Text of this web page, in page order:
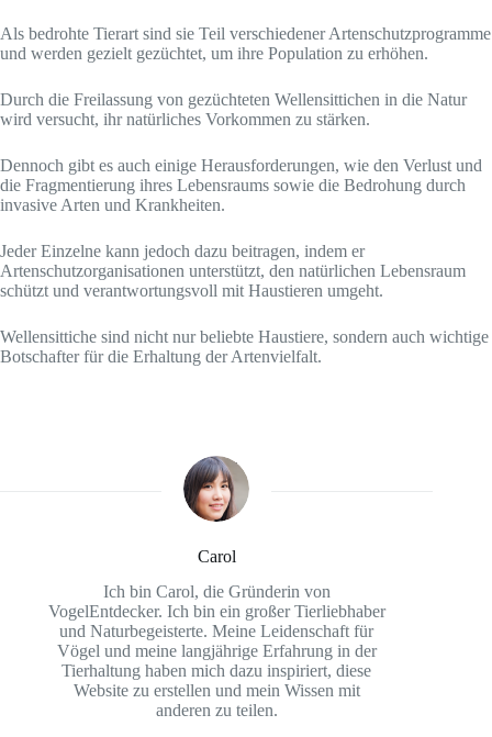
Als bedrohte Tierart sind sie Teil verschiedener Artenschutzprogramme
und werden gezielt gezüchtet, um ihre Population zu erhöhen.
Durch die Freilassung von gezüchteten Wellensittichen in die Natur
wird versucht, ihr natürliches Vorkommen zu stärken.
Dennoch gibt es auch einige Herausforderungen, wie den Verlust und
die Fragmentierung ihres Lebensraums sowie die Bedrohung durch
invasive Arten und Krankheiten.
Jeder Einzelne kann jedoch dazu beitragen, indem er
Artenschutzorganisationen unterstützt, den natürlichen Lebensraum
schützt und verantwortungsvoll mit Haustieren umgeht.
Wellensittiche sind nicht nur beliebte Haustiere, sondern auch wichtige
Botschafter für die Erhaltung der Artenvielfalt.
Carol
Ich bin Carol, die Gründerin von
VogelEntdecker. Ich bin ein großer Tierliebhaber
und Naturbegeisterte. Meine Leidenschaft für
Vögel und meine langjährige Erfahrung in der
Tierhaltung haben mich dazu inspiriert, diese
Website zu erstellen und mein Wissen mit
anderen zu teilen.